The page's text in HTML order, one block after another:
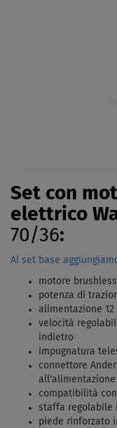
Set con
elettrico
70/36:
Al set base
motore
potenza di
alimentazione
velocità
indietro
impugnatura
connettore
all'alimentazione
compatibilità con
staffa regolabile
piede rinforzato